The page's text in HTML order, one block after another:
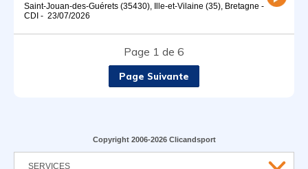
Saint-Jouan-des-Guérets (35430), Ille-et-Vilaine (35), Bretagne -
CDI - 23/07/2026
Page 1 de 6
Page Suivante
Copyright 2006-2026 Clicandsport
SERVICES